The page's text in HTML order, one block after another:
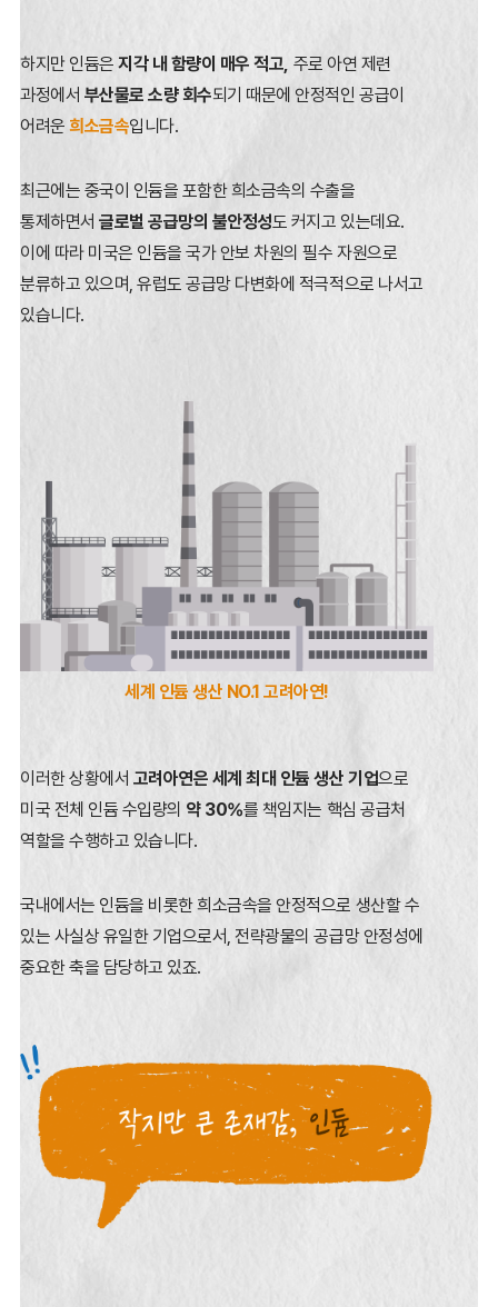
하지만 인듐은지각 내 함량이 매우 적고, 주로 아연 제련
과정에서 부산물로 소량 회수되기 때문에 안정적인 공급이
어려운희소금속입니다.
최근에는 중국이 인듐을 포함한 희소금속의 수출을
통제하면서글로벌 공급망의 불안정성도 커지고 있는데요.
이에 따라 미국은 인듐을 국가 안보 차원의 필수 자원으로
분류하고 있으며,유럽도 공급망 다변화에 적극적으로 나서고
있습니다.
세계 인듐 생산 NO.1 고려아연!
이러한 상황에서 고려아연은 세계 최대 인듐 생산 기업으로
미국 전체 인듐 수입량의 약 30%를 책임지는 핵심 공급처
역할을 수행하고 있습니다.
국내에서는 인듐을 비롯한 희소금속을 안정적으로 생산할 수
있는 사실상 유일한 기업으로서, 전략광물의 공급망 안정성에
중요한 축을 담당하고 있죠.